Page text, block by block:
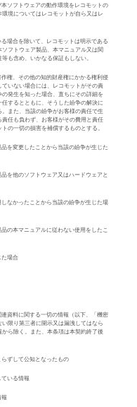
ソフトウェアの動作環境をレコモットの
境についてはレコモットが自ら又はレ
場合を除いて、レコモットは明示である
フトウェア製品、本マニュアル又は関
も含め、いかなる保証もしない。
権、その他の知的財産権にかかる権利侵
いない場合には、レコモットがその責
発生を知った場合、直ちにその詳細を
するとともに、そうした紛争の解決に
また、当該の紛争がお客様の責任で生
任も負わず、お客様がその費用と責任
の一切の損害を補償するものとする。
を変更したことから当該の紛争が生じた
を他のソフトウェア又はハードウェアと
なかったことから当該の紛争が生じた場
の本マニュアルに従わない使用をしたこ
た場合
資料に関する一切の情報（以下、「機密
限り第三者に開示又は漏洩してはなら
ら除く。また、本条項は本契約終了後
ずして公知となったもの
いる情報
報